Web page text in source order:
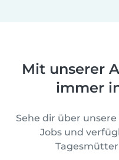
Mit unserer
immer
Sehe dir über
Jobs und